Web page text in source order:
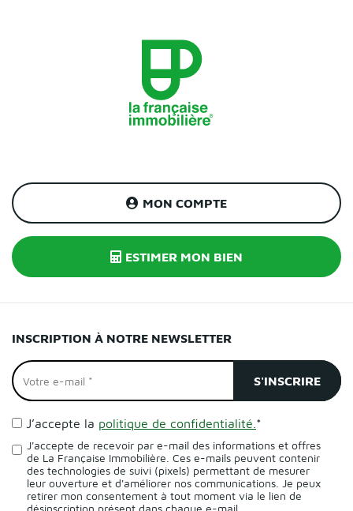
MON COMPTE
ESTIMER MON BIEN
INSCRIPTION À NOTRE NEWSLETTER
J’accepte la politique de confidentialité. *
J'accepte de recevoir par e-mail des informations et offres
de La Française Immobilière. Ces e-mails peuvent contenir
des technologies de suivi (pixels) permettant de mesurer
leur ouverture et d'améliorer nos communications. Je peux
retirer mon consentement à tout moment via le lien de